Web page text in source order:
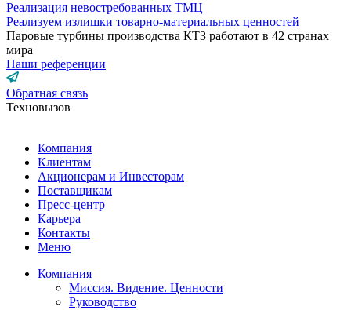
Реализация невостребованных ТМЦ
Реализуем излишки товарно-материальных ценностей
Паровые турбины производства КТЗ работают в 42 странах
мира
Наши референции
Обратная связь
Техновызов
Компания
Клиентам
Акционерам и Инвесторам
Поставщикам
Пресс-центр
Карьера
Контакты
Меню
Компания
Миссия. Видение. Ценности
Руководство